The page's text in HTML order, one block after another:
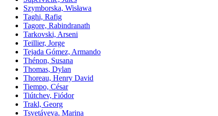
Szymborska, Wisława
Taghi, Rafig
Tagore, Rabindranath
Tarkovski, Arseni
Teillier, Jorge
Tejada Gómez, Armando
Thénon, Susana
Thomas, Dylan
Thoreau, Henry David
Tiempo, César
Tiútchev, Fiódor
Trakl, Georg
Tsvetáyeva, Marina